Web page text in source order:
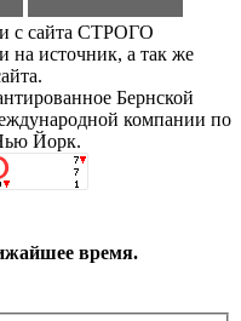
с сайта СТРОГО
источник, а так же
Бернской
компании по
Йорк.
время.